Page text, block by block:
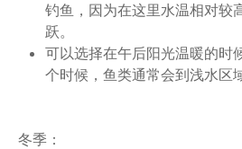
钓鱼，因为在这里水温相对较
跃。
可以选择在午后阳光温暖的时
个时候，鱼类通常会到浅水区
冬季：